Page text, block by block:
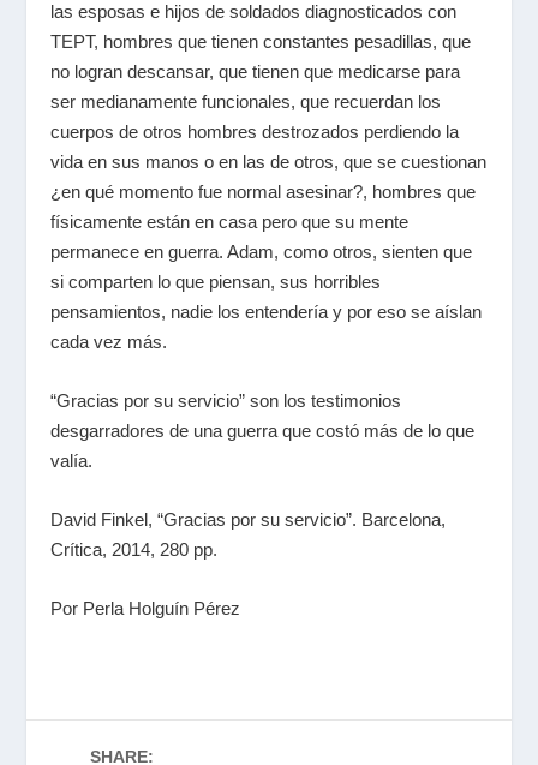
las esposas e hijos de soldados diagnosticados con
TEPT, hombres que tienen constantes pesadillas, que
no logran descansar, que tienen que medicarse para
ser medianamente funcionales, que recuerdan los
cuerpos de otros hombres destrozados perdiendo la
vida en sus manos o en las de otros, que se cuestionan
¿en qué momento fue normal asesinar?, hombres que
físicamente están en casa pero que su mente
permanece en guerra. Adam, como otros, sienten que
si comparten lo que piensan, sus horribles
pensamientos, nadie los entendería y por eso se aíslan
cada vez más.
“Gracias por su servicio” son los testimonios
desgarradores de una guerra que costó más de lo que
valía.
David Finkel, “Gracias por su servicio”. Barcelona,
Crítica, 2014, 280 pp.
Por Perla Holguín Pérez
SHARE: